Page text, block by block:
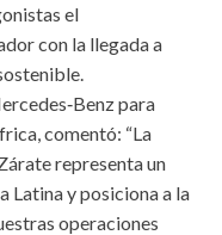
el
con la llegada a
para
comentó: “La
representa un
Latina y posiciona a la
operaciones